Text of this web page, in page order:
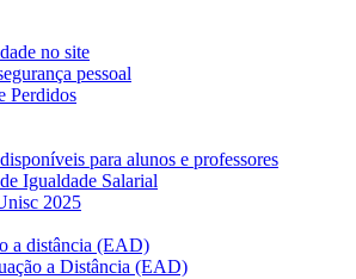
no site
pessoal
Perdidos
para alunos e professores
Igualdade Salarial
2025
a distância (EAD)
a Distância (EAD)